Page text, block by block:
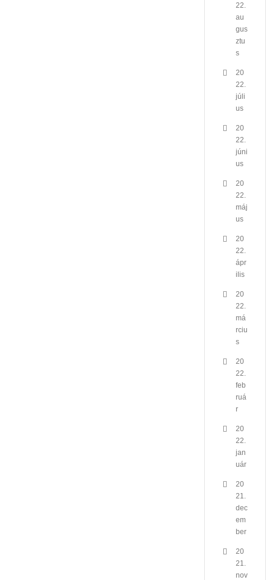
22.
au
gus
ztu
s
20
22.
júli
us
20
22.
júni
us
20
22.
máj
us
20
22.
ápr
ilis
20
22.
má
rciu
s
20
22.
feb
ruá
r
20
22.
jan
uár
20
21.
dec
em
ber
20
21.
nov